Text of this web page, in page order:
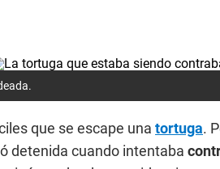
que se escape una tortuga.
detenida cuando intentaba